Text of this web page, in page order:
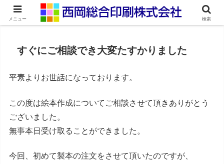
ネット印刷通販・オンデマンド印刷
すぐにご相談でき大変たすかりました
平素よりお世話になっております。
この度は絵本作成についてご相談させて頂きありがとう
ございました。
無事本日受け取ることができました。
今回、初めて製本の注文をさせて頂いたのですが、
メニュー 検索